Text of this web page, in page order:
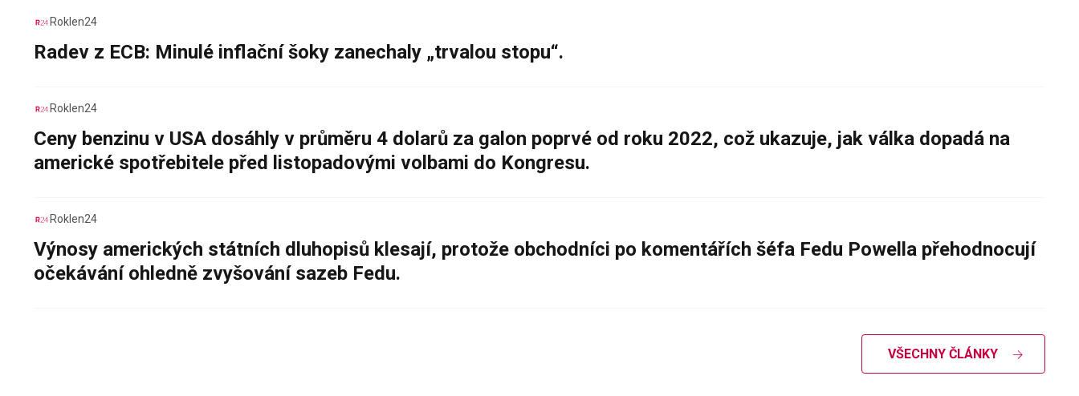
Roklen24
Radev z ECB: Minulé inflační šoky zanechaly „trvalou stopu“.
Roklen24
Ceny benzinu v USA dosáhly v průměru 4 dolarů za galon poprvé od roku 2022, což ukazuje, jak válka dopadá na
americké spotřebitele před listopadovými volbami do Kongresu.
Roklen24
Výnosy amerických státních dluhopisů klesají, protože obchodníci po komentářích šéfa Fedu Powella přehodnocují
očekávání ohledně zvyšování sazeb Fedu.
VŠECHNY ČLÁNKY